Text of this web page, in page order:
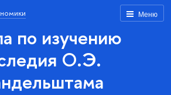
Меню
по изучению
О.Э.